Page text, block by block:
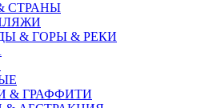
СТРАНЫ
& ГОРЫ & РЕКИ
& ГРАФФИТИ